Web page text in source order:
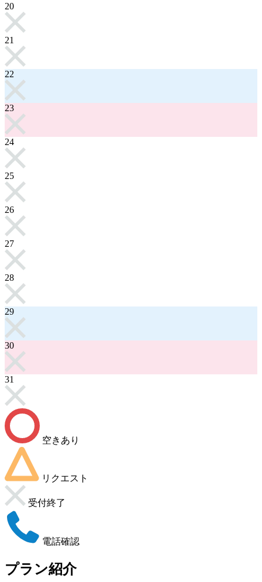
20
21
22
23
24
25
26
27
28
29
30
31
空きあり
リクエスト
受付終了
電話確認
プラン紹介